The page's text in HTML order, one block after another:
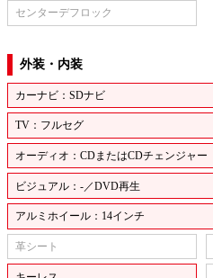
センターデフロック
外装・内装
カーナビ：SDナビ
TV：フルセグ
オーディオ：CDまたはCDチェンジャー
ビジュアル：-／DVD再生
アルミホイール：14インチ
革シート